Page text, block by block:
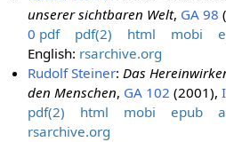
Rudolf Steiner:Natur- und
unserer sichtbaren Welt,GA 98
0 pdf pdf(2) html
English:rsarchive.org
Rudolf Steiner: Das
den Menschen
GA 102 (2001),
pdf(2)
html